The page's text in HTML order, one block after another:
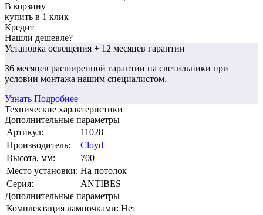
В корзину
купить в 1 клик
Кредит
Нашли дешевле?
Установка освещения + 12 месяцев гарантии
36 месяцев расширенной гарантии на светильники при
условии монтажа нашим специалистом.
Узнать Подробнее
Технические характеристики
Дополнительные параметры
Артикул:
11028
Производитель:
Cloyd
Высота, мм:
700
Место установки: На потолок
Серия:
ANTIBES
Дополнительные параметры
Комплектация лампочками: Нет